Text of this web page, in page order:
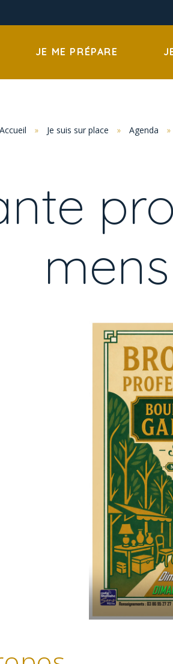
JE ME PRÉPARE
Accueil » Je suis sur place » Agenda »